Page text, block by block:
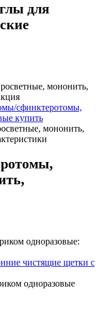
для
мононить,
мононить,
одноразовые:
одноразовые